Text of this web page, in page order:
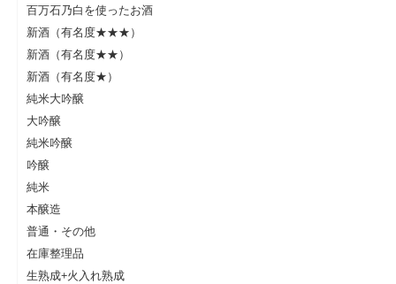
百万石乃白を使ったお酒
新酒（有名度★★★）
新酒（有名度★★）
新酒（有名度★）
純米大吟醸
大吟醸
純米吟醸
吟醸
純米
本醸造
普通・その他
在庫整理品
生熟成+火入れ熟成